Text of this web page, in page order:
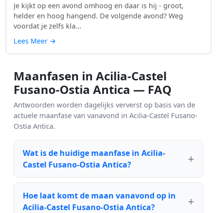
Je kijkt op een avond omhoog en daar is hij - groot,
helder en hoog hangend. De volgende avond? Weg
voordat je zelfs kla...
Lees Meer →
Maanfasen in Acilia-Castel
Fusano-Ostia Antica — FAQ
Antwoorden worden dagelijks ververst op basis van de
actuele maanfase van vanavond in Acilia-Castel Fusano-
Ostia Antica.
Wat is de huidige maanfase in Acilia-
Castel Fusano-Ostia Antica?
Hoe laat komt de maan vanavond op in
Acilia-Castel Fusano-Ostia Antica?